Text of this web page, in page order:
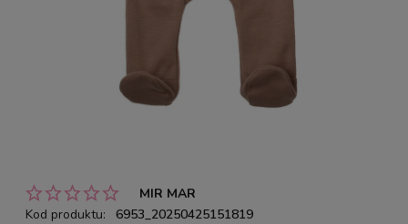
MIR MAR
Kod produktu:
6953_20250425151819